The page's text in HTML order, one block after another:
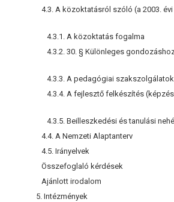
4.3.1. A közoktatás fogalma
4.3.3. A pedagógiai szakszolgálatok
4.4. A Nemzeti Alaptanterv
4.5. Irányelvek
Összefoglaló kérdések
Ajánlott irodalom
5. Intézmények